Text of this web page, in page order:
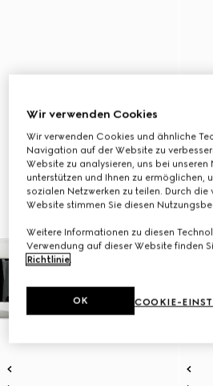
Wir verwenden Cookies
Wir verwenden Cookies und ähnliche
Navigation auf der Website zu
Website zu analysieren, uns bei
unterstützen und Ihnen zu ermöglichen,
sozialen Netzwerken zu teilen. Durch
Website stimmen Sie diesen
Weitere Informationen zu diesen
Verwendung auf dieser Website finden
Richtlinie.
COOKIE-
OK